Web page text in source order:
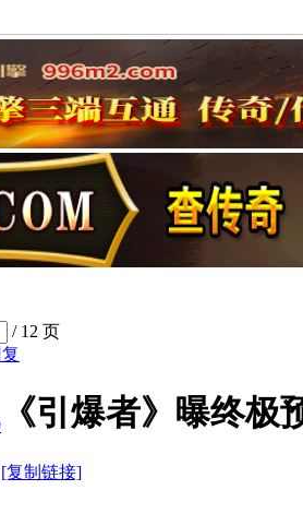
/ 12 页
《引爆者》曝终
[复制链接]